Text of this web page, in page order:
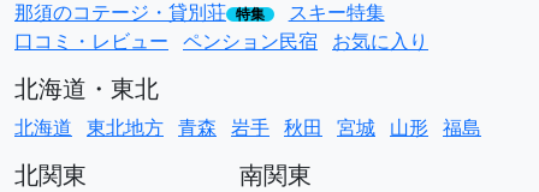
那須のコテージ・貸別荘 特集
スキー特集
口コミ・レビュー ペンション民宿 お気に入り
北海道・東北
北海道 東北地方 青森 岩手 秋田 宮城 山形 福島
北関東 南関東